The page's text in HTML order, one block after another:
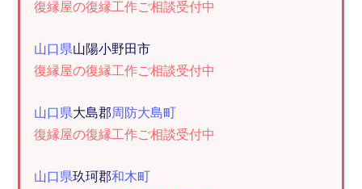
復縁屋の復縁工作ご相談受付中
山口県山陽小野田市
復縁屋の復縁工作ご相談受付中
山口県大島郡周防大島町
復縁屋の復縁工作ご相談受付中
山口県玖珂郡和木町